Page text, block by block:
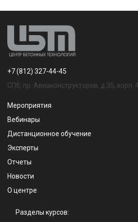
+7 (812) 327-44-45
СПб, пр. Авиаконструкторов, д.35, корп. 4
Мероприятия
Вебинары
Дистанционное обучение
Эксперты
Отчеты
Новости
О центре
Разделы курсов: